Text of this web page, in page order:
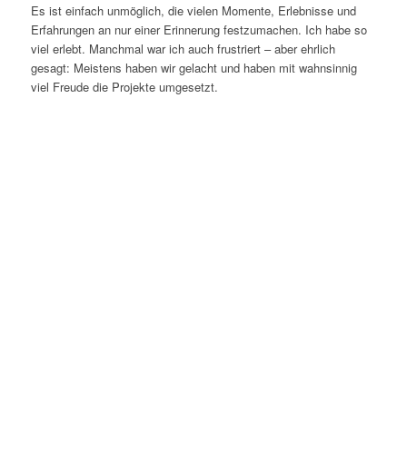
Es ist einfach unmöglich, die vielen Momente, Erlebnisse und
Erfahrungen an nur einer Erinnerung festzumachen. Ich habe so
viel erlebt. Manchmal war ich auch frustriert – aber ehrlich
gesagt: Meistens haben wir gelacht und haben mit wahnsinnig
viel Freude die Projekte umgesetzt.